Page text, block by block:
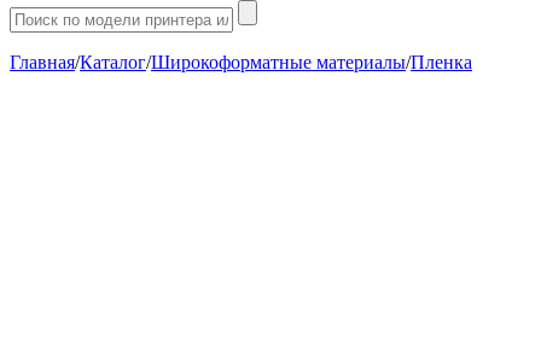
Главная/Каталог/Широкоформатные материалы/Пленка